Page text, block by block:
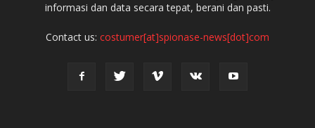
informasi dan data secara tepat, berani dan pasti.
Contact us: costumer[at]spionase-news[dot]com